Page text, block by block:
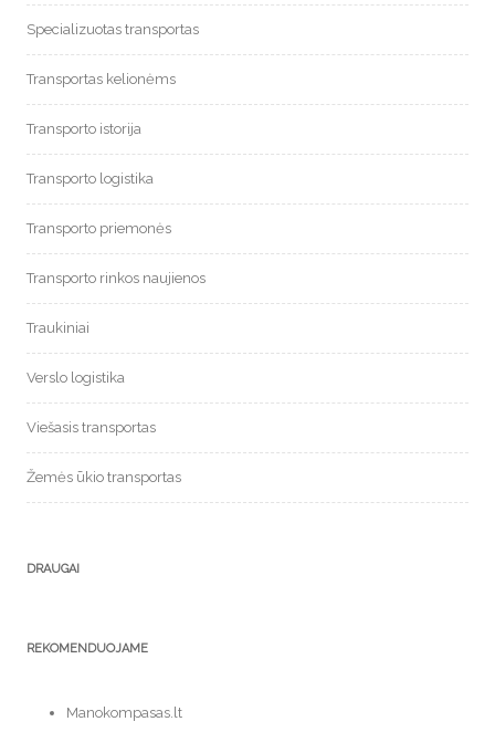
Specializuotas transportas
Transportas kelionėms
Transporto istorija
Transporto logistika
Transporto priemonės
Transporto rinkos naujienos
Traukiniai
Verslo logistika
Viešasis transportas
Žemės ūkio transportas
DRAUGAI
REKOMENDUOJAME
Manokompasas.lt